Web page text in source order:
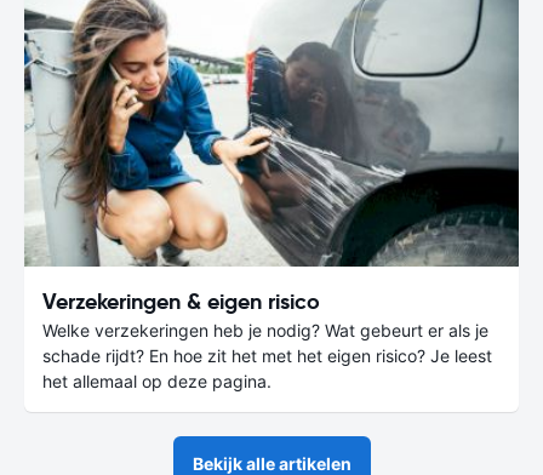
Verzekeringen & eigen risico
Welke verzekeringen heb je nodig? Wat gebeurt er als je
schade rijdt? En hoe zit het met het eigen risico? Je leest
het allemaal op deze pagina.
Bekijk alle artikelen